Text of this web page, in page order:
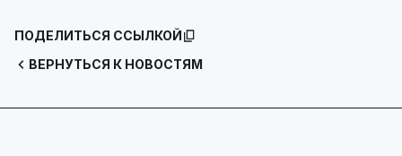
ВЕРНУТЬСЯ К НОВОСТЯМ
ПОДЕЛИТЬСЯ ССЫЛКОЙ